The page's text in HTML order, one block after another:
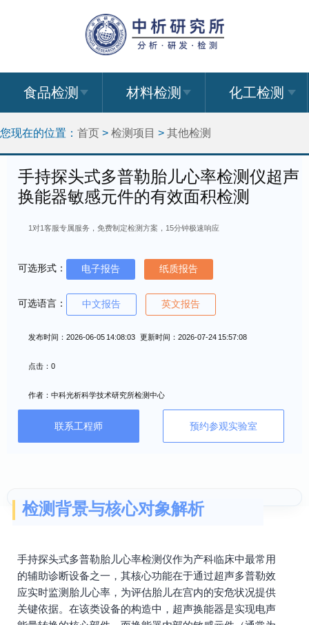
食品检测 材料检测 化工检测
您现在的位置： 首页 > 检测项目 > 其他检测
手持探头式多普勒胎儿心率检测仪超声
换能器敏感元件的有效面积检测
1对1客服专属服务，免费制定检测方案，15分钟极速响应
可选形式： 电子报告 纸质报告
可选语言： 中文报告 英文报告
发布时间：2026-06-05 14:08:03 更新时间：2026-07-24 15:57:08
点击：0
作者：中科光析科学技术研究所检测中心
联系工程师 预约参观实验室
检测背景与核心对象解析
手持探头式多普勒胎儿心率检测仪作为产科临床中最常用
的辅助诊断设备之一，其核心功能在于通过超声多普勒效
应实时监测胎儿心率，为评估胎儿在宫内的安危状况提供
关键依据。在该类设备的构造中，超声换能器是实现电声